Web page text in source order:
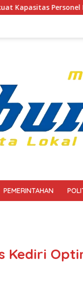
Modus Love
PEMERINTAHAN
Kediri